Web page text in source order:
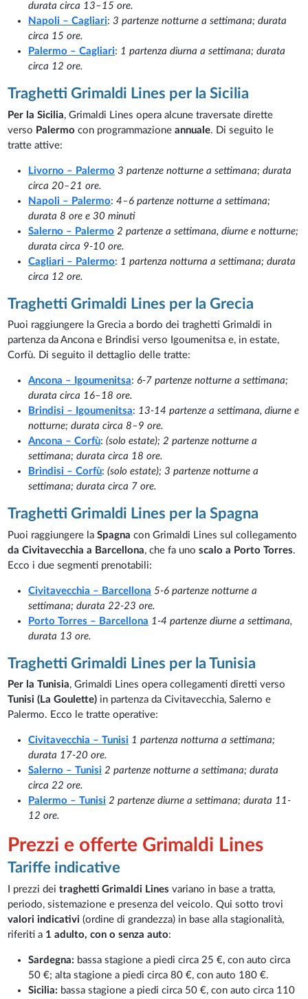
durata circa 13–15 ore.
Napoli – Cagliari:3 partenze notturne a settimana; durata
circa 15 ore.
Palermo – Cagliari: 1 partenza diurna a settimana; durata
circa 12 ore.
Traghetti Grimaldi Lines per la Sicilia
Per la Sicilia, Grimaldi Lines opera alcune traversate dirette
verso Palermocon programmazioneannuale. Di seguito le
tratte attive:
Livorno – Palermo 3 partenze notturne a settimana; durata
circa 20–21 ore.
Napoli – Palermo:4–6 partenze notturne a settimana;
durata 8 ore e 30 minuti
Salerno – Palermo 2 partenze a settimana, diurne e notturne;
durata circa 9-10 ore.
Cagliari – Palermo: 1 partenza notturna a settimana; durata
circa 12 ore.
Traghetti Grimaldi Lines per la Grecia
Puoi raggiungere la Grecia a bordo dei traghetti Grimaldi in
partenza da Ancona e Brindisi verso Igoumenitsa e, in estate,
Corfù. Di seguito il dettaglio delle tratte:
Ancona – Igoumenitsa: 6-7 partenze notturne a settimana;
durata circa 16–18 ore.
Brindisi – Igoumenitsa: 13-14 partenze a settimana, diurne e
notturne; durata circa 8–9 ore.
Ancona – Corfù:(solo estate); 2 partenze notturne a
settimana; durata circa 18 ore.
Brindisi – Corfù:(solo estate); 3 partenze notturne a
settimana; durata circa 7 ore.
Traghetti Grimaldi Lines per la Spagna
Puoi raggiungere laSpagnacon Grimaldi Lines sul collegamento
da Civitavecchia a Barcellona, che fa unoscalo a Porto Torres.
Ecco i due segmenti prenotabili:
Civitavecchia – Barcellona 5-6 partenze notturne a
settimana; durata 22-23 ore.
Porto Torres – Barcellona 1-4 partenze diurne a settimana,
durata 13 ore.
Traghetti Grimaldi Lines per la Tunisia
Per la Tunisia, Grimaldi Lines opera collegamenti diretti verso
Tunisi (La Goulette) in partenza da Civitavecchia, Salerno e
Palermo. Ecco le tratte operative:
Civitavecchia – Tunisi 1 partenza notturna a settimana;
durata 17-20 ore.
Salerno – Tunisi 2 partenze notturne a settimana; durata
circa 22 ore.
Palermo – Tunisi 2 partenze diurne a settimana; durata 11-
12 ore.
Prezzi e offerte Grimaldi Lines
Tariffe indicative
I prezzi deitraghetti Grimaldi Lines variano in base a tratta,
periodo, sistemazione e presenza del veicolo. Qui sotto trovi
valori indicativi (ordine di grandezza) in base alla stagionalità,
riferiti a 1 adulto, con o senza auto:
Sardegna: bassa stagione a piedi circa 25 €, con auto circa
50 €; alta stagione a piedi circa 80 €, con auto 180 €.
Sicilia: bassa stagione a piedi circa 50 €, con auto circa 110